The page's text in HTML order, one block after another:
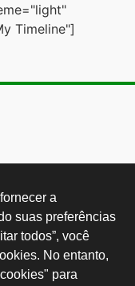
Timeline"]
São Paulo - SP -
a
suas preferências
todos”, você
No entanto,
para